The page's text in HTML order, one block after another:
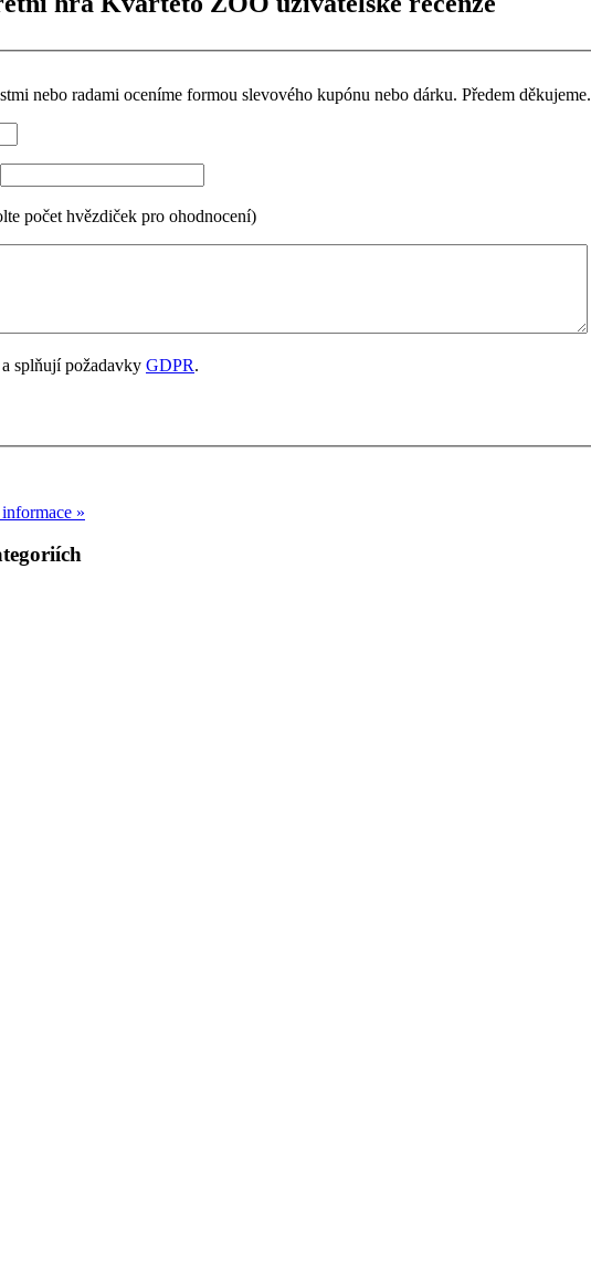
nebo radami oceníme formou slevového kupónu nebo dárku. Předem děkujeme.
počet hvězdiček pro ohodnocení)
splňují požadavky GDPR.
»